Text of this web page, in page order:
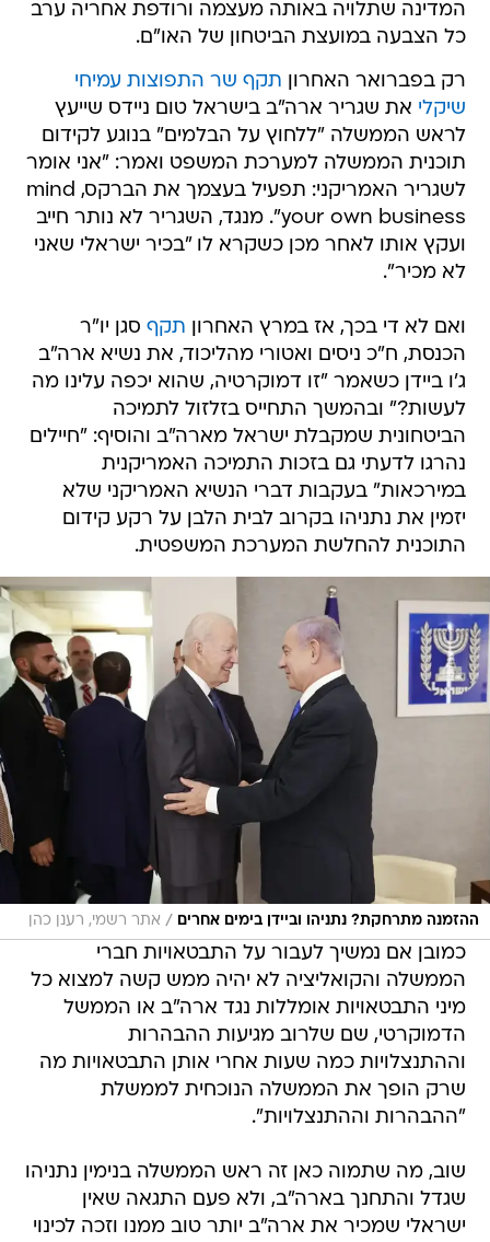
רק בפברואר האחרוןתקף שר התפוצות עמיחי
לראש הממשלה "ללחוץ על הבלמים" בנוגע לקידום
תוכנית הממשלה למערכת המשפט ואמר: "אני אומר
לשגריר האמריקני: תפעיל בעצמך את הברקס, mind
your own business". מנגד, השגריר לא נותר חייב
ועקץ אותו לאחר מכן כשקרא לו "בכיר ישראלי שאני
לא מכיר".
ואם לא די בכך, אז במרץ האחרון
ג'ו ביידן כשאמר "זו דמוקרטיה, שהוא יכפה עלינו מה
לעשות?" ובהמשך התחייס בזלזול לתמיכה
הביטחונית שמקבלת ישראל מארה"ב והוסיף: "חיילים
נהרגו לדעתי גם בזכות התמיכה האמריקנית
במירכאות" בעקבות דברי הנשיא האמריקני שלא
יזמין את נתניהו בקרוב לבית הלבן על רקע קידום
התוכנית להחלשת המערכת המשפטית.
ההזמנה מתרחקת? נתניהו וביידן בימים אחרים אתר רשמי, רענן כהן
כמובן אם נמשיך לעבור על התבטאויות חברי
הממשלה והקואליציה לא יהיה ממש קשה למצוא כל
מיני התבטאויות אומללות נגד ארה"ב או הממשל
הדמוקרטי, שם שלרוב מגיעות ההבהרות
וההתנצלויות כמה שעות אחרי אותן התבטאויות מה
שרק הופך את הממשלה הנוכחית לממשלת
"ההבהרות וההתנצלויות".
שוב, מה שתמוה כאן זה ראש הממשלה בנימין נתניהו
ישראלי שמכיר את ארה"ב יותר טוב ממנו וזכה לכינוי
"ראש ממשלה אמריקני" כשאין צל של ספק שהוא
מכיר היטב את התלות הישראלית בארה"ב למרות